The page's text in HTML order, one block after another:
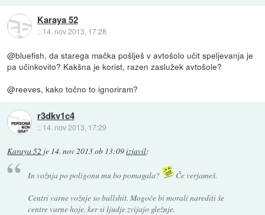
Karaya 52
:: 14. nov 2013, 17:28
@bluefish, da starega mačka pošlješ v avtošolo učit speljevanja je
pa učinkovito? Kakšna je korist, razen zaslužek avtošole?
@reeves, kako točno to ignoriram?
r3dkv1c4
:: 14. nov 2013, 17:29
Karaya 52 je 14. nov 2013 ob 13:09izjavil:
In vožnja po poligonu mu bo pomagala?
Če verjameš.
Centri varne vožnje so bullshit. Mogoče bi morali narediti še
centre varne hoje, ker si ljudje zvijajo gležnje.